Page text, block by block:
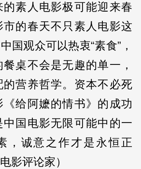
素人电影极可能迎来春
的春天不只素人电影这
国观众可以热衷“素食”，
桌不会是无趣的单一，
营养哲学。资本不必死
《给阿嬷的情书》的成功
中国电影无限可能中的一
，诚意之作才是永恒正
影评论家）